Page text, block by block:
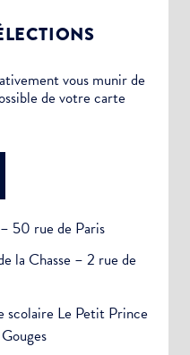
vous munir de
de votre carte
50 rue de Paris
la Chasse – 2 rue de
scolaire Le Petit Prince